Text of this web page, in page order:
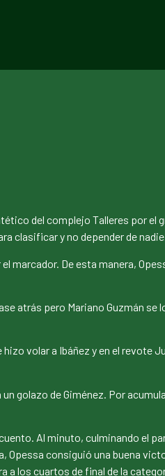
del complejo Talleres por el
clasificar y no depender de
marcador. De esta manera,
atrás pero Mariano Guzmán se
volar a Ibáñez y en el revote
golazo de Giménez. Por
Al minuto, culminando el
Opessa consiguió una buena
a los cuartos de final de la